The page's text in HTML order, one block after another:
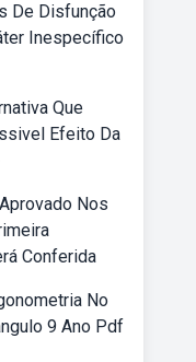
De Disfunção
Inespecífico
Que
Efeito Da
Nos
Conferida
No
9 Ano Pdf